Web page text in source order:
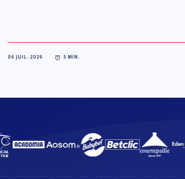
06 JUIL. 2026 3 MIN.